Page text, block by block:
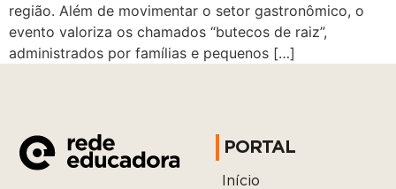
região. Além de movimentar o setor gastronômico, o
evento valoriza os chamados “butecos de raiz”,
administrados por famílias e pequenos […]
PORTAL
Início